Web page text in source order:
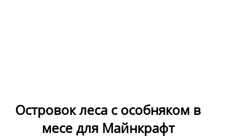
Островок леса с особняком в
месе для Майнкрафт